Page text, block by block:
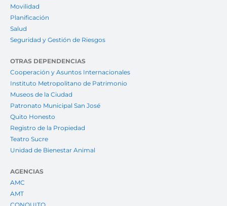
Movilidad
Planificación
Salud
Seguridad y Gestión de Riesgos
OTRAS DEPENDENCIAS
Cooperación y Asuntos Internacionales
Instituto Metropolitano de Patrimonio
Museos de la Ciudad
Patronato Municipal San José
Quito Honesto
Registro de la Propiedad
Teatro Sucre
Unidad de Bienestar Animal
AGENCIAS
AMC
AMT